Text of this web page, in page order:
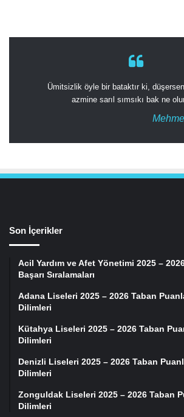
Ümitsizlik öyle bir bataktır ki,
azmine sarıl sımsıkı bak ne
Son İçerikler
Acil Yardım ve Afet Yönetimi 2025 –
Başarı Sıralamaları
Adana Liseleri 2025 – 2026 Taban
Dilimleri
Kütahya Liseleri 2025 – 2026 Taban
Dilimleri
Denizli Liseleri 2025 – 2026 Taban
Dilimleri
Zonguldak Liseleri 2025 – 2026 Taban
Dilimleri